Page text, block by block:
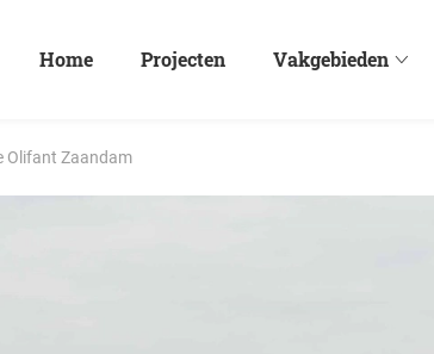
Home Projecten Vakgebieden
Olifant Zaandam